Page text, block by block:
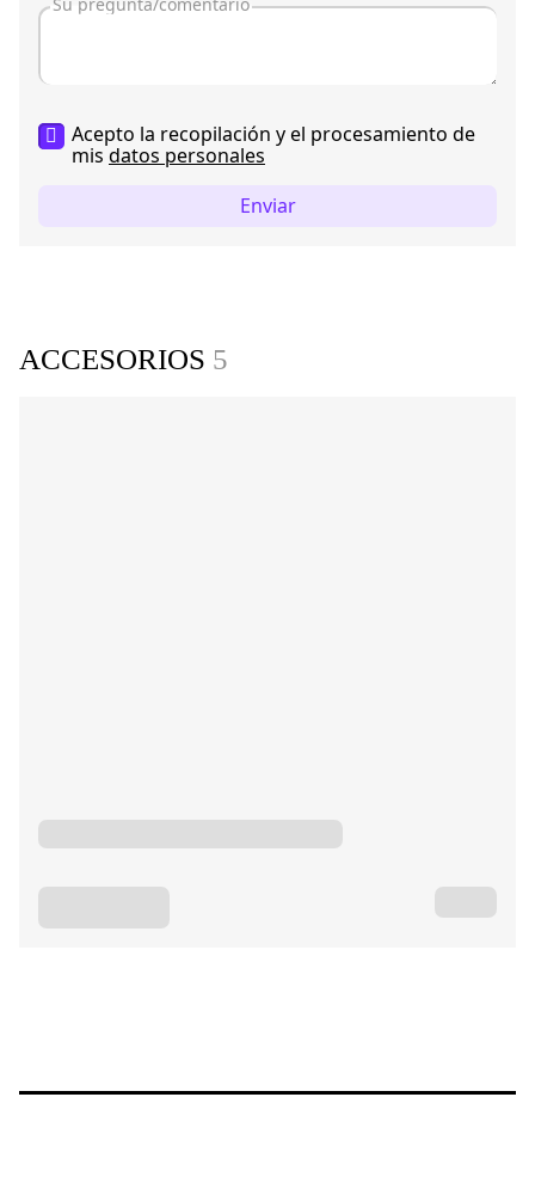
Acepto la recopilación y el procesamiento de
mis datos personales
Enviar
ACCESORIOS 5